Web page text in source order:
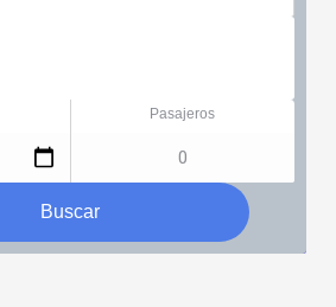
Pasajeros
Buscar